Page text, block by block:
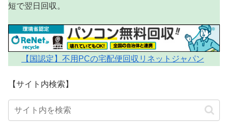
短で翌日回収。
【国認定】不用PCの宅配便回収リネットジャパン
【サイト内検索】